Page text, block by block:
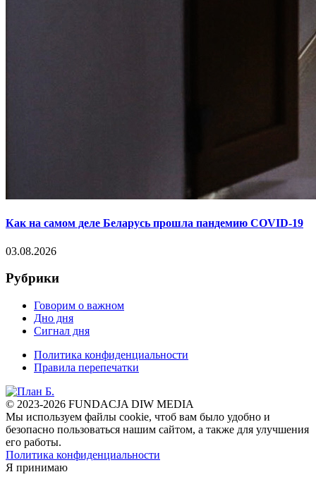
Как на самом деле Беларусь прошла пандемию COVID-19
03.08.2026
Рубрики
Говорим о важном
Дно дня
Сигнал дня
Политика конфиденциальности
Правила перепечатки
© 2023-2026 FUNDACJA DIW MEDIA
Мы используем файлы cookie, чтоб вам было удобно и
безопасно пользоваться нашим сайтом, а также для улучшения
его работы.
Политика конфиденциальности
Я принимаю